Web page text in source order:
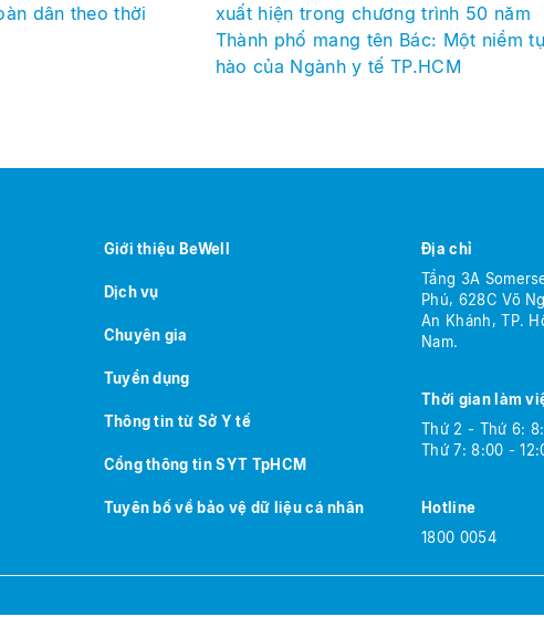
dân theo thời
xuất hiện trong chương trình 50 năm
Thành phố mang tên Bác: Một niềm
hào của Ngành y tế TP.HCM
Giới thiệu BeWell
Dịch vụ
Chuyên gia
Tuyển dụng
Thông tin từ Sở Y tế
Cổng thông tin SYT TpHCM
Tuyên bố về bảo vệ dữ liệu cá nhân
Địa chỉ
Tầng 3A
Phú, 628C Võ
An Khánh, TP.
Nam.
Thời gian làm
Thứ 2 - Thứ 6:
Thứ 7: 8:00 -
Hotline
1800 0054